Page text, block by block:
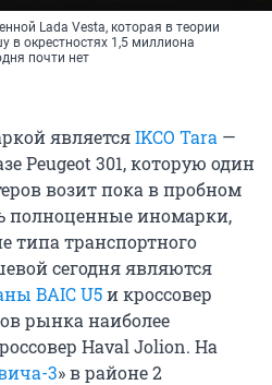
Lada Vesta, которая в теории
в окрестностях 1,5 миллиона
почти нет
являетсяIKCO Tara —
Peugeot 301, которую один
возит пока в пробном
полноценные иномарки,
типа транспортного
сегодня являются
BAIC U5и кроссовер
рынка наиболее
Haval Jolion. На
3» в районе 2